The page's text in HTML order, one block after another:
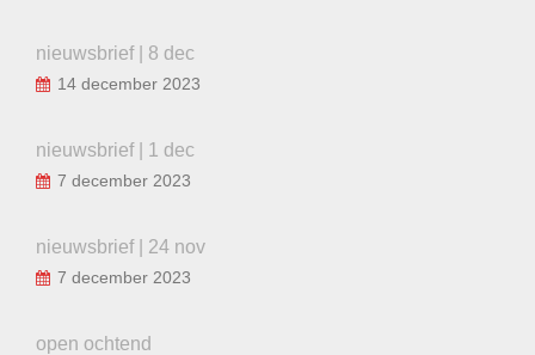
nieuwsbrief | 8 dec
14 december 2023
nieuwsbrief | 1 dec
7 december 2023
nieuwsbrief | 24 nov
7 december 2023
open ochtend